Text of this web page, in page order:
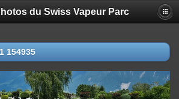
du Swiss Vapeur Parc
154935